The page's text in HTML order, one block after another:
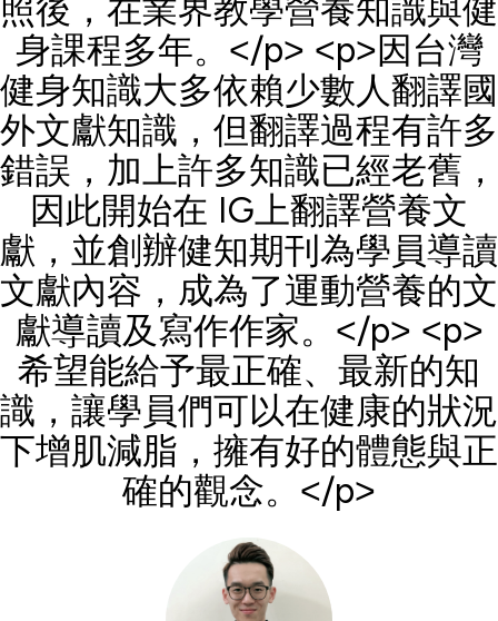
照後，在業界教學營養知識與健
身課程多年。</p> <p>因台灣
健身知識大多依賴少數人翻譯國
外文獻知識，但翻譯過程有許多
錯誤，加上許多知識已經老舊，
因此開始在 IG上翻譯營養文
獻，並創辦健知期刊為學員導讀
文獻內容，成為了運動營養的文
獻導讀及寫作作家。</p> <p>
希望能給予最正確、最新的知
識，讓學員們可以在健康的狀況
下增肌減脂，擁有好的體態與正
確的觀念。</p>